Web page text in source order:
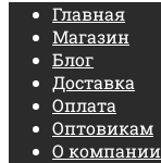
Главная
Магазин
Блог
Доставка
Оплата
Оптовикам
О компании